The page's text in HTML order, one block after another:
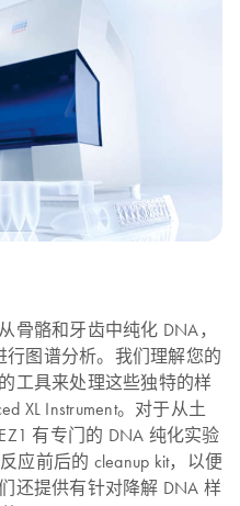
骨骼和牙齿中纯化 DNA，
图谱分析。我们理解您的
工具来处理这些独特的样
XL Instrument。对于从土
有专门的 DNA 纯化实验
应前后的 cleanup kit，以便
还提供有针对降解 DNA 样